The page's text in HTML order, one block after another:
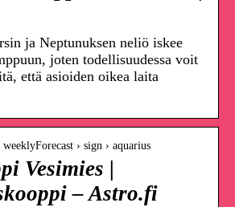
ja Neptunuksen neliö iskee
joten todellisuudessa voit
että asioiden oikea laita
› sign › aquarius
Vesimies |
– Astro.fi